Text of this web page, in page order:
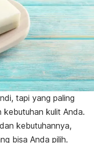
tapi yang paling
kulit Anda.
kebutuhannya,
bisa Anda pilih.